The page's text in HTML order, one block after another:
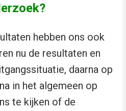
hebben ons ook
nu de resultaten en
daarna op
in het algemeen op
te kijken of de